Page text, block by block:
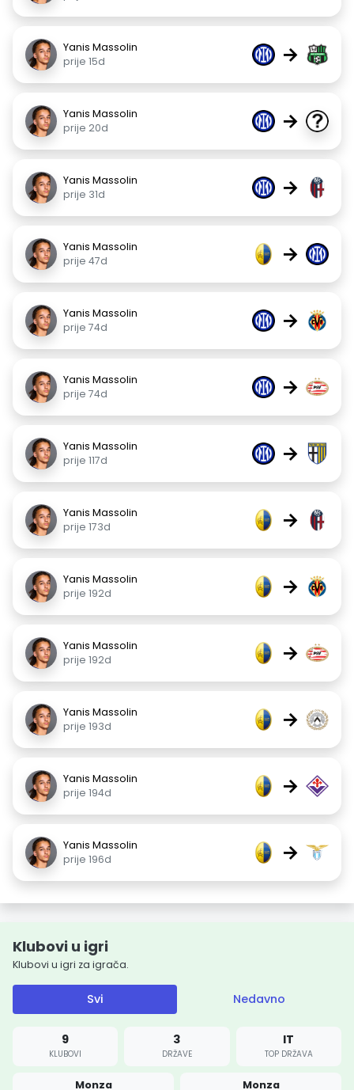
Yanis Massolin
prije 15d
→
Yanis Massolin
prije 20d
→
Yanis Massolin
prije 31d
→
Yanis Massolin
prije 47d
→
Yanis Massolin
prije 74d
→
Yanis Massolin
prije 74d
→
Yanis Massolin
prije 117d
→
Yanis Massolin
prije 173d
→
Yanis Massolin
prije 192d
→
Yanis Massolin
prije 192d
→
Yanis Massolin
prije 193d
→
Yanis Massolin
prije 194d
→
Yanis Massolin
prije 196d
→
Klubovi u igri
Klubovi u igri za igrača.
Svi Nedavno
9
KLUBOVI
3
DRŽAVE
IT
TOP DRŽAVA
Monza Monza